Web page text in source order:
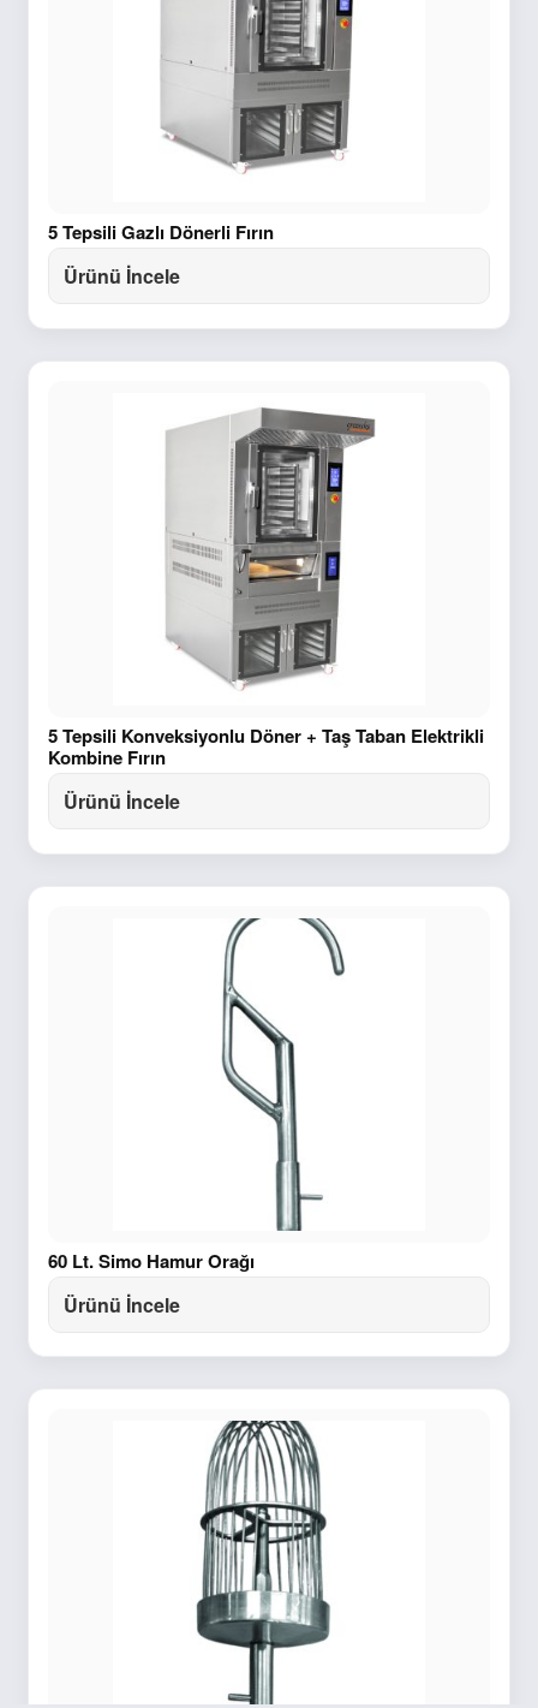
5 Tepsili Gazlı Dönerli Fırın
Ürünü İncele
5 Tepsili Konveksiyonlu Döner + Taş Taban Elektrikli
Kombine Fırın
Ürünü İncele
60 Lt. Simo Hamur Orağı
Ürünü İncele